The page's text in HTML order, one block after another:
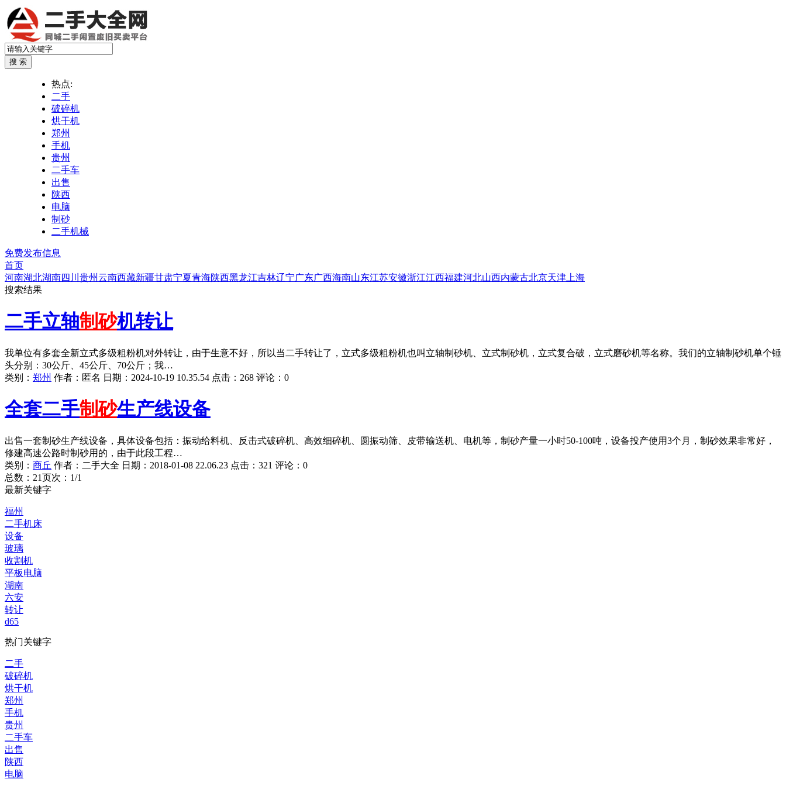
热点:
二手
破碎机
烘干机
郑州
手机
贵州
二手车
出售
陕西
电脑
制砂
二手机械
免费发布信息
首页
河南湖北湖南四川 贵州云南西藏新疆甘肃宁夏青海陕西黑龙江吉林辽宁广东广西海南山东江苏安徽浙江江西福建河北山西内蒙古北京天津 上海
搜索结果
二手立轴制砂机转让
我单位有多套全新立式多级粗粉机对外转让，由于生意不好，所以当二手转让了，立式多级粗粉机也叫立轴制砂机、立式制砂机，立式复合破，立式磨砂机等名称。我们的立轴制砂机单个锤
头分别：30公斤、45公斤、70公斤；我…
类别： 郑州 作者： 匿名 日期： 2024-10-19 10.35.54 点击： 268 评论： 0
全套二手制砂生产线设备
出售一套制砂生产线设备，具体设备包括：振动给料机、反击式破碎机、高效细碎机、圆振动筛、皮带输送机、电机等，制砂产量一小时50-100吨，设备投产使用3个月，制砂效果非常好，
修建高速公路时制砂用的，由于此段工程…
类别： 商丘 作者： 二手大全 日期： 2018-01-08 22.06.23 点击： 321 评论： 0
总数：21页次：1/1
最新关键字
福州
二手机床
设备
玻璃
收割机
平板电脑
湖南
六安
转让
d65
热门关键字
二手
破碎机
烘干机
郑州
手机
贵州
二手车
出售
陕西
电脑